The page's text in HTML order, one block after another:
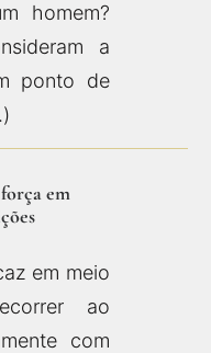
homem?
a
ponto de
em
em meio
ao
com